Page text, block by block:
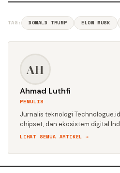
TAG: DONALD TRUMP ELON MUSK
AH
Ahmad Luthfi
PENULIS
Jurnalis teknologi
chipset, dan ekosistem digital
LIHAT SEMUA ARTIKEL →